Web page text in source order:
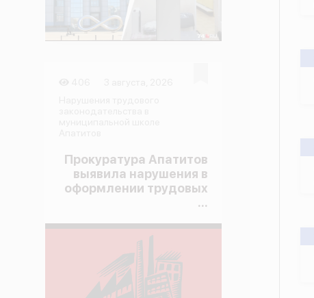
Прокуратура Апатитов
выявила нарушения в
оформлении трудовых
...